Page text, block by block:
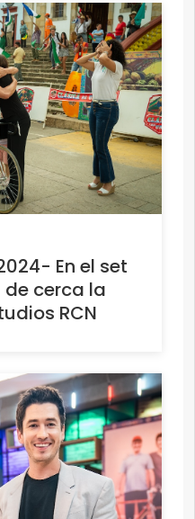
En el set
de cerca la
RCN